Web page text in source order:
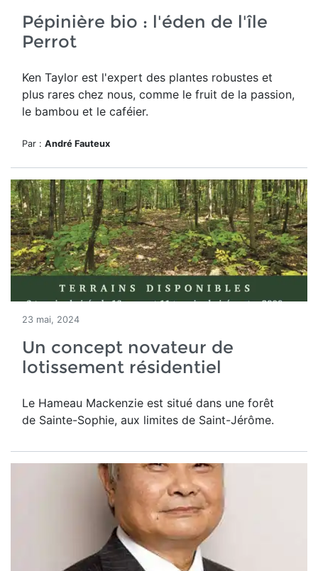
Pépinière bio : l'éden de l'île
Perrot
Ken Taylor est l'expert des plantes robustes et
plus rares chez nous, comme le fruit de la passion,
le bambou et le caféier.
Par : André Fauteux
23 mai, 2024
Un concept novateur de
lotissement résidentiel
Le Hameau Mackenzie est situé dans une forêt
de Sainte-Sophie, aux limites de Saint-Jérôme.